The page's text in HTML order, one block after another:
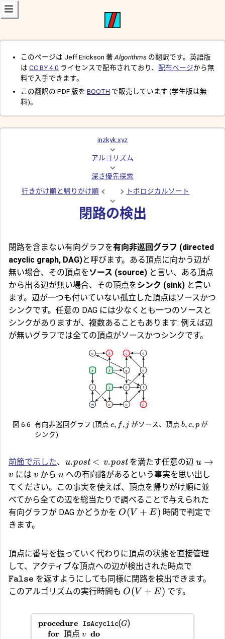
このページは Jeff Erickson 著 Algorithms の翻訳です。英語版
は CC BY 4.0 ライセンスで配布されており、 配布ページから無
料で入手できます。
この翻訳の PDF 版を BOOTH で販売しています (学生版は無
料)。
inzkyk.xyz
アルゴリズム
深さ優先探索
行きがけ順と帰りがけ順
トポロジカルソート
閉路の検出
閉路を含まない有向グラフを有向非巡回グラフ (directed
acyclic graph, DAG)と呼びます。ある頂点に向かう辺が
無い場合、その頂点をソース (source) と言い、ある頂点
から出る辺が無い場合、その頂点をシンク (sink) と言い
ます。辺が一つも付いていない孤立した頂点はソースかつ
シンクです。任意の DAG には少なくとも一つのソースと
シンクがありますが、複数あることもあります: 例えば辺
が無いグラフでは全ての頂点がソースかつシンクです。
図 6.6 有向非巡回グラフ (頂点e, f, j がソース、頂点b, c, pが
シンク)
前節で示した、 u.post < v.postを満たす任意の辺 u →
v には v からu への有向路があるという事実を思い出し
てください。この事実を使えば、頂点を帰りがけ順に並
べてから全ての辺を総当たりで調べることで与えられた
有向グラフが DAG かどうかを O(V + E) 時間で判定で
きます。
頂点に番号を振っていく代わりに頂点の状態を直接管理
して、アクティブな頂点への辺が検出された時点で
False を返すようにしても同様に閉路を検出できます。
このアルゴリズムの実行時間も O(V + E) です。
procedure IsAcyclic(G)
for 頂点 v do